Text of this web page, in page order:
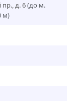
д. 6(до м.
м)